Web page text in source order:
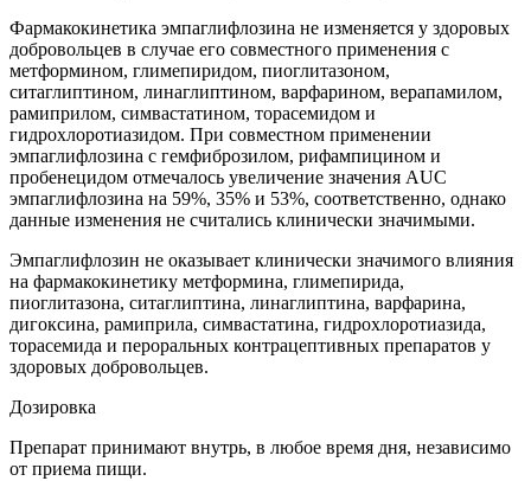
Фармакокинетика эмпаглифлозина не изменяется у здоровых
добровольцев в случае его совместного применения с
метформином, глимепиридом, пиоглитазоном,
ситаглиптином, линаглиптином, варфарином, верапамилом,
рамиприлом, симвастатином, торасемидом и
гидрохлоротиазидом. При совместном применении
эмпаглифлозина с гемфиброзилом, рифампицином и
пробенецидом отмечалось увеличение значения AUC
эмпаглифлозина на 59%, 35% и 53%, соответственно, однако
данные изменения не считались клинически значимыми.
Эмпаглифлозин не оказывает клинически значимого влияния
на фармакокинетику метформина, глимепирида,
пиоглитазона, ситаглиптина, линаглиптина, варфарина,
дигоксина, рамиприла, симвастатина, гидрохлоротиазида,
торасемида и пероральных контрацептивных препаратов у
здоровых добровольцев.
Дозировка
Препарат принимают внутрь, в любое время дня, независимо
от приема пищи.